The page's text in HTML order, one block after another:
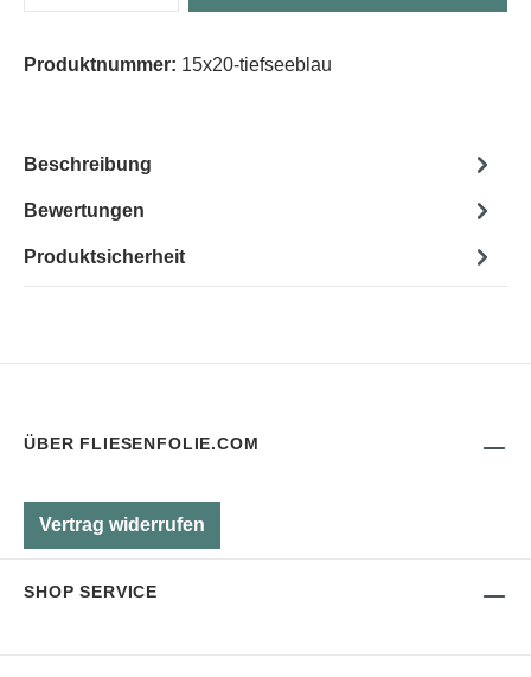
Produktnummer: 15x20-tiefseeblau
Beschreibung
Bewertungen
Produktsicherheit
ÜBER FLIESENFOLIE.COM
Vertrag widerrufen
SHOP SERVICE